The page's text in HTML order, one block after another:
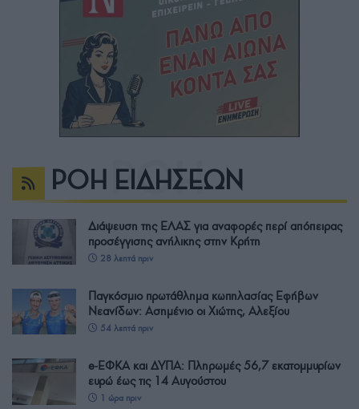
ΡΟΗ ΕΙΔΗΣΕΩΝ
Διάψευση της ΕΛΑΣ για αναφορές περί απόπειρας
προσέγγισης ανήλικης στην Κρήτη
28 λεπτά πριν
Παγκόσμιο πρωτάθλημα κωπηλασίας Εφήβων
Νεανίδων: Ασημένιο οι Χιώτης, Αλεξίου
54 λεπτά πριν
e-ΕΦΚΑ και ΔΥΠΑ: Πληρωμές 56,7 εκατομμυρίων
ευρώ έως τις 14 Αυγούστου
1 ώρα πριν